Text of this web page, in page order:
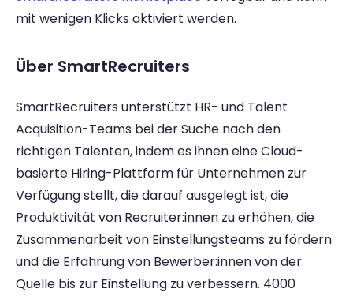
mit wenigen Klicks aktiviert werden.
Über SmartRecruiters
SmartRecruiters unterstützt HR- und Talent
Acquisition-Teams bei der Suche nach den
richtigen Talenten, indem es ihnen eine Cloud-
basierte Hiring-Plattform für Unternehmen zur
Verfügung stellt, die darauf ausgelegt ist, die
Produktivität von Recruiter:innen zu erhöhen, die
Zusammenarbeit von Einstellungsteams zu fördern
und die Erfahrung von Bewerber:innen von der
Quelle bis zur Einstellung zu verbessern. 4000